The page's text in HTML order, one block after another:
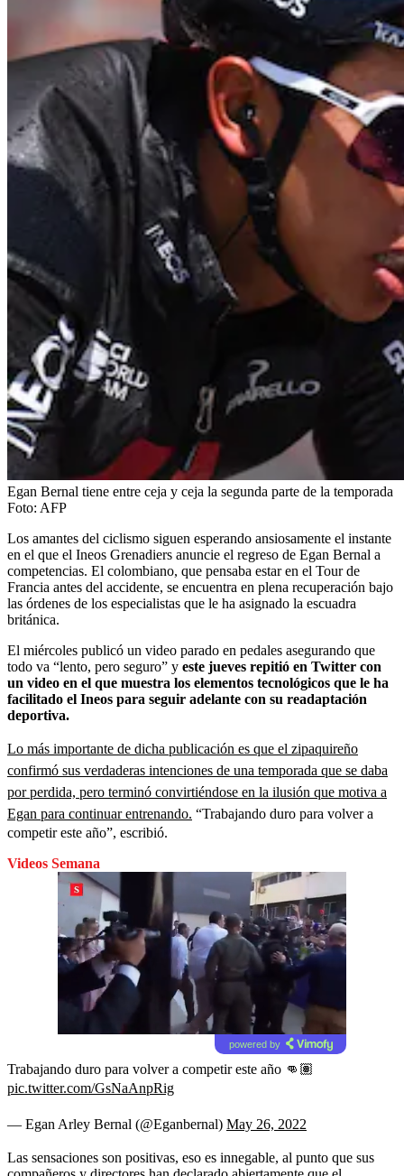
Egan Bernal tiene entre ceja y ceja la segunda parte de la temporada
Foto: AFP
Los amantes del ciclismo siguen esperando ansiosamente el instante
en el que el Ineos Grenadiers anuncie el regreso de Egan Bernal a
competencias. El colombiano, que pensaba estar en el Tour de
Francia antes del accidente, se encuentra en plena recuperación bajo
las órdenes de los especialistas que le ha asignado la escuadra
británica.
El miércoles publicó un video parado en pedales asegurando que
todo va “lento, pero seguro” y este jueves repitió en Twitter con
un video en el que muestra los elementos tecnológicos que le ha
facilitado el Ineos para seguir adelante con su readaptación
deportiva.
Lo más importante de dicha publicación es que el zipaquireño
confirmó sus verdaderas intenciones de una temporada que se daba
por perdida, pero terminó convirtiéndose en la ilusión que motiva a
Egan para continuar entrenando. “Trabajando duro para volver a
competir este año”, escribió.
Videos Semana
powered by
Trabajando duro para volver a competir este año 👊🏽
pic.twitter.com/GsNaAnpRig
— Egan Arley Bernal (@Eganbernal) May 26, 2022
Las sensaciones son positivas, eso es innegable, al punto que sus